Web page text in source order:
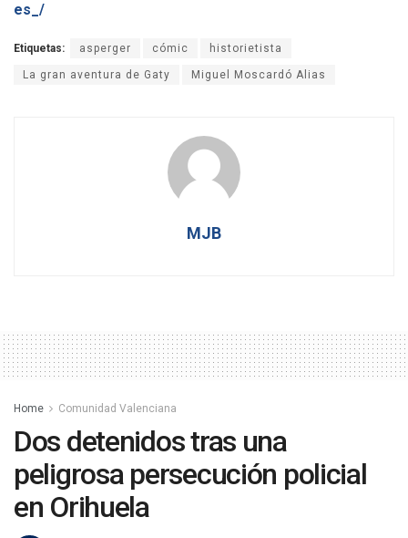
es_/
Etiquetas: asperger cómic historietista
La gran aventura de Gaty Miguel Moscardó Alias
MJB
Home Comunidad Valenciana
Dos detenidos tras una
peligrosa persecución policial
en Orihuela